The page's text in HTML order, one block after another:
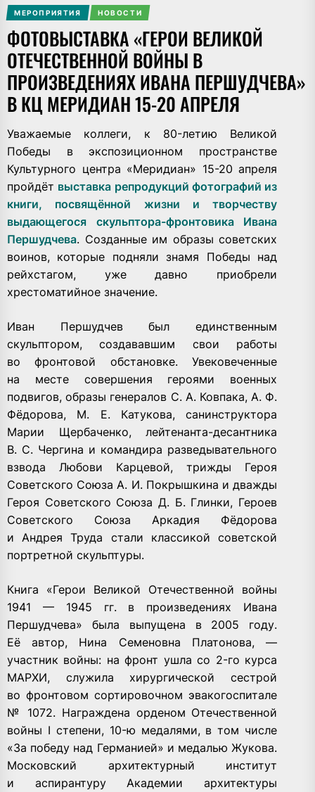
МЕРОПРИЯТИЯ НОВОСТИ
ФОТОВЫСТАВКА «ГЕРОИ ВЕЛИКОЙ
ОТЕЧЕСТВЕННОЙ ВОЙНЫ В
ПРОИЗВЕДЕНИЯХ ИВАНА ПЕРШУДЧЕВА»
В КЦ МЕРИДИАН 15-20 АПРЕЛЯ
Уважаемые коллеги, к 80-летию Великой
Победы в экспозиционном пространстве
Культурного центра «Меридиан» 15-20 апреля
пройдёт выставка репродукций фотографий из
книги, посвящённой жизни и творчеству
выдающегося скульптора-фронтовика Ивана
Першудчева. Созданные им образы советских
воинов, которые подняли знамя Победы над
рейхстагом, уже давно приобрели
хрестоматийное значение.
Иван Першудчев был единственным
скульптором, создававшим свои работы
во фронтовой обстановке. Увековеченные
на месте совершения героями военных
подвигов, образы генералов С. А. Ковпака, А. Ф.
Фёдорова, М. Е. Катукова, санинструктора
Марии Щербаченко, лейтенанта-десантника
В. С. Чергина и командира разведывательного
взвода Любови Карцевой, трижды Героя
Советского Союза А. И. Покрышкина и дважды
Героя Советского Союза Д. Б. Глинки, Героев
Советского Союза Аркадия Фёдорова
и Андрея Труда стали классикой советской
портретной скульптуры.
Книга «Герои Великой Отечественной войны
1941 — 1945 гг. в произведениях Ивана
Першудчева» была выпущена в 2005 году.
Её автор, Нина Семеновна Платонова, —
участник войны: на фронт ушла со 2-го курса
МАРХИ, служила хирургической сестрой
во фронтовом сортировочном эвакогоспитале
№ 1072. Награждена орденом Отечественной
войны I степени, 10-ю медалями, в том числе
«За победу над Германией» и медалью Жукова.
Московский архитектурный институт
и аспирантуру Академии архитектуры